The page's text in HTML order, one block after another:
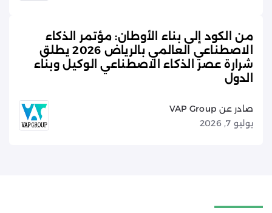
من الكود إلى بناء الأوطان: مؤتمر الذكاء
الاصطناعي العالمي بالرياض 2026 يطلق
شرارة عصر الذكاء الاصطناعي الوكيل وبناء
الدول
صادر عن VAP Group
يوليو 7, 2026